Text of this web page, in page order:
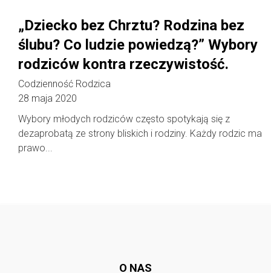
„Dziecko bez Chrztu? Rodzina bez
ślubu? Co ludzie powiedzą?” Wybory
rodziców kontra rzeczywistość.
Codzienność Rodzica
28 maja 2020
Wybory młodych rodziców często spotykają się z
dezaprobatą ze strony bliskich i rodziny. Każdy rodzic ma
prawo...
O NAS